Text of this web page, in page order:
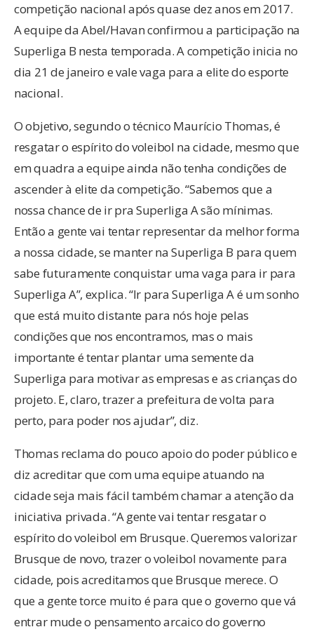
competição nacional após quase dez anos em 2017.
A equipe da Abel/Havan confirmou a participação na
Superliga B nesta temporada. A competição inicia no
dia 21 de janeiro e vale vaga para a elite do esporte
nacional.
O objetivo, segundo o técnico Maurício Thomas, é
resgatar o espírito do voleibol na cidade, mesmo que
em quadra a equipe ainda não tenha condições de
ascender à elite da competição. “Sabemos que a
nossa chance de ir pra Superliga A são mínimas.
Então a gente vai tentar representar da melhor forma
a nossa cidade, se manter na Superliga B para quem
sabe futuramente conquistar uma vaga para ir para
Superliga A”, explica. “Ir para Superliga A é um sonho
que está muito distante para nós hoje pelas
condições que nos encontramos, mas o mais
importante é tentar plantar uma semente da
Superliga para motivar as empresas e as crianças do
projeto. E, claro, trazer a prefeitura de volta para
perto, para poder nos ajudar”, diz.
Thomas reclama do pouco apoio do poder público e
diz acreditar que com uma equipe atuando na
cidade seja mais fácil também chamar a atenção da
iniciativa privada. “A gente vai tentar resgatar o
espírito do voleibol em Brusque. Queremos valorizar
Brusque de novo, trazer o voleibol novamente para
cidade, pois acreditamos que Brusque merece. O
que a gente torce muito é para que o governo que vá
entrar mude o pensamento arcaico do governo